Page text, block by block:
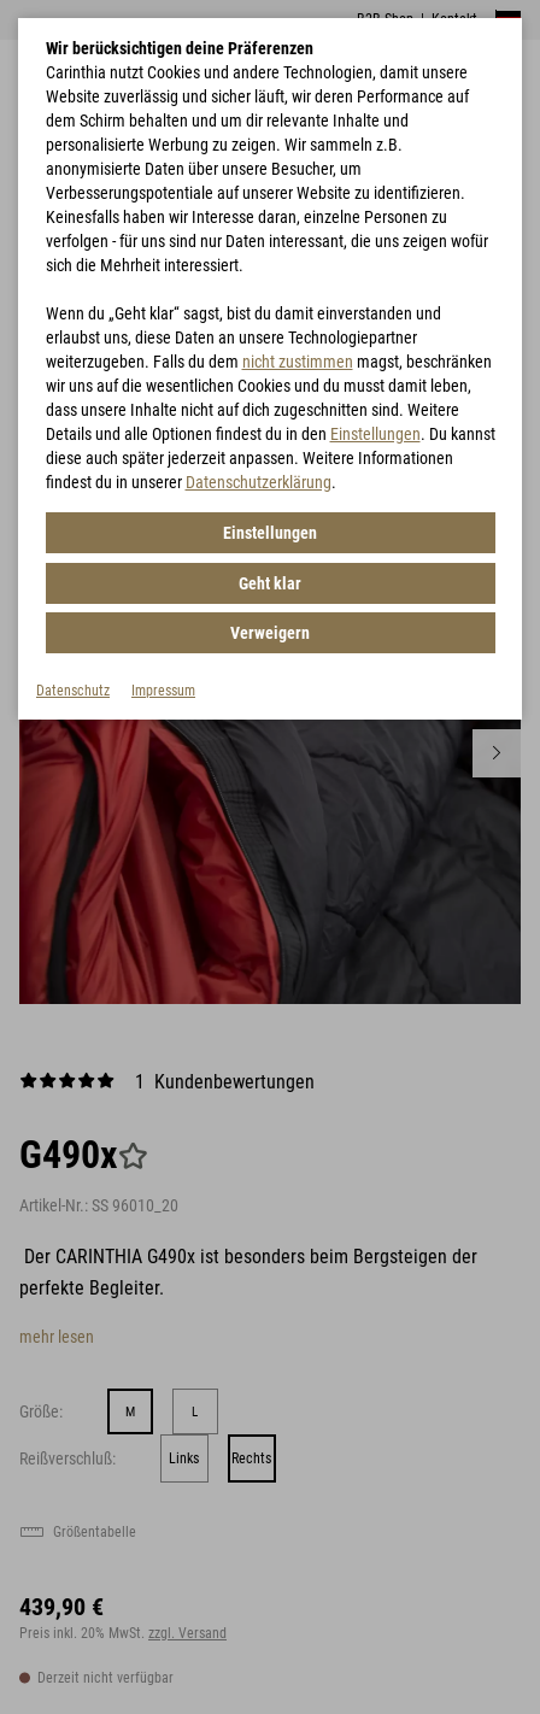
B2B Shop|Kontakt
Home Schlafsäcke G490x
1 Kundenbewertungen
G490x
Artikel-Nr.:SS 96010_20
Der CARINTHIA G490x ist besonders beim Bergsteigen der
perfekte Begleiter.
mehr lesen
Größe: M L
Reißverschluß: Links Rechts
Größentabelle
439,90 €
Preis inkl. 20% MwSt. zzgl. Versand
Derzeit nicht verfügbar
Wir berücksichtigen deine Präferenzen
Carinthia nutzt Cookies und andere Technologien, damit unsere
Website zuverlässig und sicher läuft, wir deren Performance auf
dem Schirm behalten und um dir relevante Inhalte und
personalisierte Werbung zu zeigen. Wir sammeln z.B.
anonymisierte Daten über unsere Besucher, um
Verbesserungspotentiale auf unserer Website zu identifizieren.
Keinesfalls haben wir Interesse daran, einzelne Personen zu
verfolgen - für uns sind nur Daten interessant, die uns zeigen wofür
sich die Mehrheit interessiert.
Wenn du „Geht klar“ sagst, bist du damit einverstanden und
erlaubst uns, diese Daten an unsere Technologiepartner
weiterzugeben. Falls du dem nicht zustimmen magst, beschränken
wir uns auf die wesentlichen Cookies und du musst damit leben,
dass unsere Inhalte nicht auf dich zugeschnitten sind. Weitere
Details und alle Optionen findest du in den Einstellungen. Du kannst
diese auch später jederzeit anpassen. Weitere Informationen
findest du in unserer Datenschutzerklärung.
Einstellungen
Geht klar
Verweigern
Datenschutz Impressum